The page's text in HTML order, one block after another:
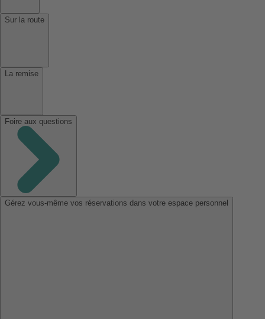
Sur la route
La remise
Foire aux questions
Gérez vous-même vos réservations dans votre espace personnel